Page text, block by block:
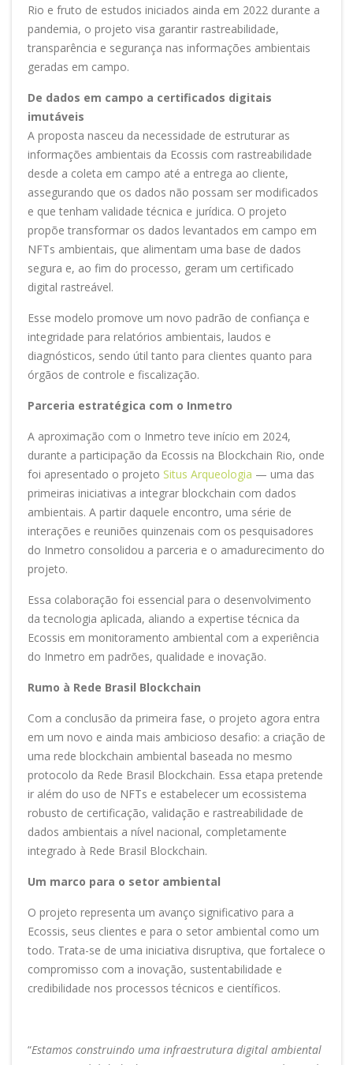
Rio e fruto de estudos iniciados ainda em 2022 durante a
pandemia, o projeto visa garantir rastreabilidade,
transparência e segurança nas informações ambientais
geradas em campo.
De dados em campo a certificados digitais
imutáveis
A proposta nasceu da necessidade de estruturar as
informações ambientais da Ecossis com rastreabilidade
desde a coleta em campo até a entrega ao cliente,
assegurando que os dados não possam ser modificados
e que tenham validade técnica e jurídica. O projeto
propõe transformar os dados levantados em campo em
NFTs ambientais, que alimentam uma base de dados
segura e, ao fim do processo, geram um certificado
digital rastreável.
Esse modelo promove um novo padrão de confiança e
integridade para relatórios ambientais, laudos e
diagnósticos, sendo útil tanto para clientes quanto para
órgãos de controle e fiscalização.
Parceria estratégica com o Inmetro
A aproximação com o Inmetro teve início em 2024,
durante a participação da Ecossis na Blockchain Rio, onde
foi apresentado o projeto Situs Arqueologia — uma das
primeiras iniciativas a integrar blockchain com dados
ambientais. A partir daquele encontro, uma série de
interações e reuniões quinzenais com os pesquisadores
do Inmetro consolidou a parceria e o amadurecimento do
projeto.
Essa colaboração foi essencial para o desenvolvimento
da tecnologia aplicada, aliando a expertise técnica da
Ecossis em monitoramento ambiental com a experiência
do Inmetro em padrões, qualidade e inovação.
Rumo à Rede Brasil Blockchain
Com a conclusão da primeira fase, o projeto agora entra
em um novo e ainda mais ambicioso desafio: a criação de
uma rede blockchain ambiental baseada no mesmo
protocolo da Rede Brasil Blockchain. Essa etapa pretende
ir além do uso de NFTs e estabelecer um ecossistema
robusto de certificação, validação e rastreabilidade de
dados ambientais a nível nacional, completamente
integrado à Rede Brasil Blockchain.
Um marco para o setor ambiental
O projeto representa um avanço significativo para a
Ecossis, seus clientes e para o setor ambiental como um
todo. Trata-se de uma iniciativa disruptiva, que fortalece o
compromisso com a inovação, sustentabilidade e
credibilidade nos processos técnicos e científicos.
“Estamos construindo uma infraestrutura digital ambiental